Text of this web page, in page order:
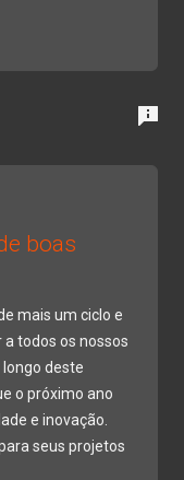
boas
mais um ciclo e
todos os nossos
deste
o próximo ano
e inovação.
seus projetos